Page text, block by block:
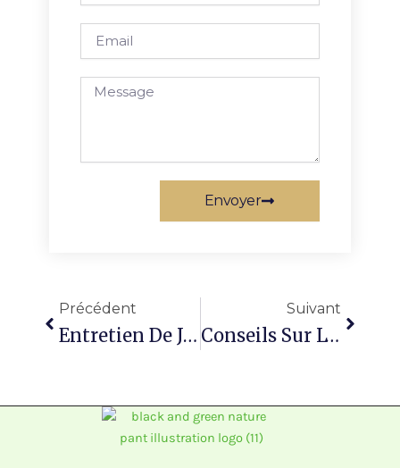
Message
Envoyer
Précédent
Entretien De Jardin À Arras (62) : Un Extérieur Soigné Toute L’année
Suivant
Conseils Sur L’arrosage À Saint-Laurent-Blangy (62) : Que Faire En Hiver Pour Protéger Son Jardin